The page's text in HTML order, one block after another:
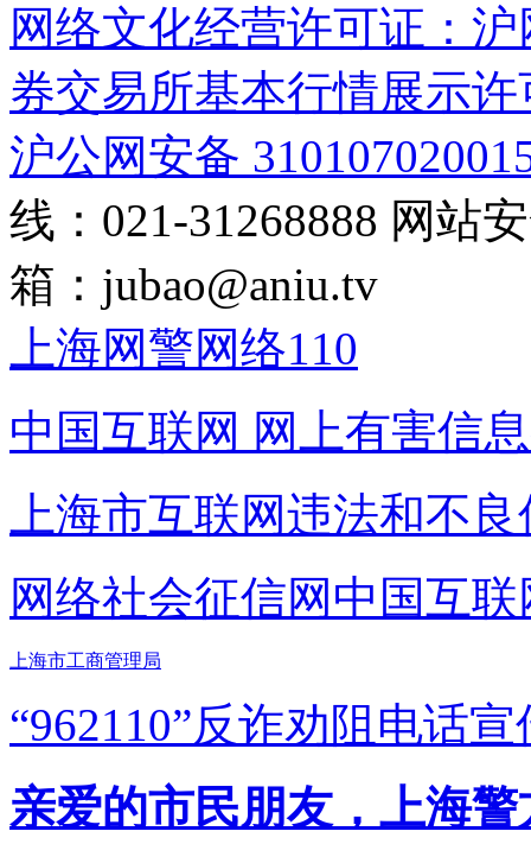
网络文化经营许可证：
券交易所基本行情展示许
沪公网安备
线：021-31268888 网站
箱： jubao@aniu.tv
上海网警网络110
中国互联网 网上有害信
上海市互联网违法和不
网络社会征信网 中国互
上海市工商管理局
“962110”反诈劝阻电话宣
亲爱的市民朋友，上海